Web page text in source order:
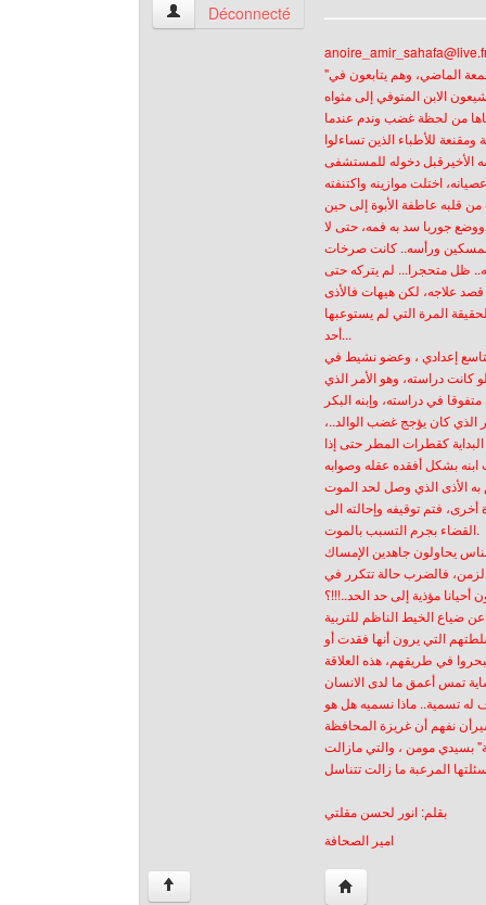
amir-sahafa Voir le profil de l'utilisateur
Déconnecté
"أب قتل ابنه" هز هذا الخبر ساكنة حي القرية بسيدي مومن (الدر البيضاء) صباح الجمعة الماضي، وهم يتابعون في
الابن المتوفي إلى مثواه
من لحظة غضب وندم عندما
للأطباء الذين تساءلوا
اختلت موازينه واكتنفته
جوربا سد به فمه، حتى لا
ورأسه.. كانت صرخات
ظل متحجرا... لم يتركه حتى
علاجه، لكن هيهات فالأذى
المرة التي لم يستوعبها
أحد...
17 من عمره في المستوى التاسع إعدادي ، وعضو نشيط في
دراسته، وهو الأمر الذي
سنة ، هو يريده أن يكون متفوقا في دراسته، وإبنه البكر
الذي كان يؤجج غضب الوالد..،
كقطرات المطر حتى إذا
بشكل أفقده عقله وصوابه
أخرى، فتم توقيفه وإحالته الى
القضاء بجرم التسبب بالموت.
يحاولون جاهدين الإمساك
فالضرب حالة تتكرر في
أحيانا مؤذية إلى حد الحد..!!!؟
ضياع الخيط الناظم للتربية
التي يرون أنها فقدت أو
في طريقهم، هذه العلاقة
تمس أعمق ما لدى الانسان
له تسمية..‏ ماذا نسميه هل هو
نفهم أن غريزة المحافظة
بسيدي مومن ، والتي مازالت
بقلم: انور لحسن مقلتي
امير الصحافة
↑ Visiter le site web